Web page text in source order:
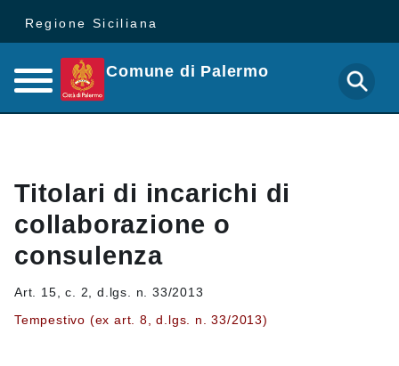
Regione Siciliana
Comune di Palermo
Titolari di incarichi di
collaborazione o
consulenza
Art. 15, c. 2, d.lgs. n. 33/2013
Tempestivo (ex art. 8, d.lgs. n. 33/2013)